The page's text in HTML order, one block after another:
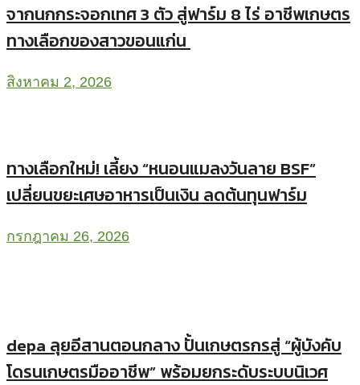
จากนกกระจอกเทศ 3 ตัว สู่ฟาร์ม 8 ไร่ อาชีพเกษตร
ทางเลือกของสาวขอนแก่น
สิงหาคม 2, 2026
ทางเลือกใหม่! เลี้ยง “หนอนแมลงวันลาย BSF”
เปลี่ยนขยะเศษอาหารเป็นเงิน ลดต้นทุนฟาร์ม
กรกฎาคม 26, 2026
depa ลุยอีสานตอนกลาง ปั้นเกษตรกรสู่ “ผู้บังคับ
โดรนเกษตรมืออาชีพ” พร้อมยกระดับระบบนิเวศ